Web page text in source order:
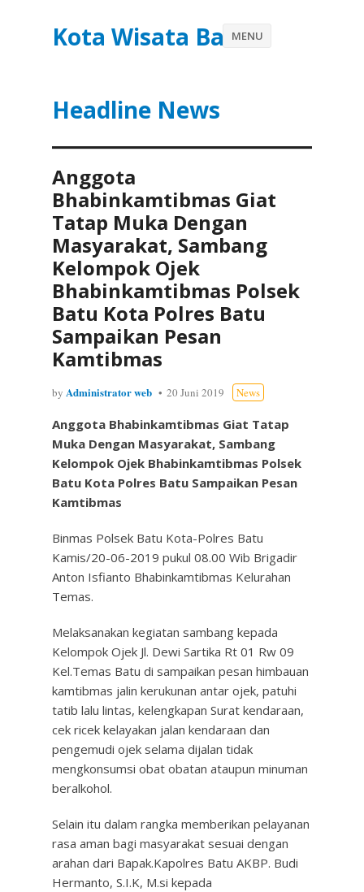
Kota Wisata Batu
Headline News
MENU
Anggota
Bhabinkamtibmas Giat
Tatap Muka Dengan
Masyarakat, Sambang
Kelompok Ojek
Bhabinkamtibmas Polsek
Batu Kota Polres Batu
Sampaikan Pesan
Kamtibmas
by Administrator web 20 Juni 2019 News
Anggota Bhabinkamtibmas Giat Tatap
Muka Dengan Masyarakat, Sambang
Kelompok Ojek Bhabinkamtibmas Polsek
Batu Kota Polres Batu Sampaikan Pesan
Kamtibmas
Binmas Polsek Batu Kota-Polres Batu
Kamis/20-06-2019 pukul 08.00 Wib Brigadir
Anton Isfianto Bhabinkamtibmas Kelurahan
Temas.
Melaksanakan kegiatan sambang kepada
Kelompok Ojek Jl. Dewi Sartika Rt 01 Rw 09
Kel.Temas Batu di sampaikan pesan himbauan
kamtibmas jalin kerukunan antar ojek, patuhi
tatib lalu lintas, kelengkapan Surat kendaraan,
cek ricek kelayakan jalan kendaraan dan
pengemudi ojek selama dijalan tidak
mengkonsumsi obat obatan ataupun minuman
beralkohol.
Selain itu dalam rangka memberikan pelayanan
rasa aman bagi masyarakat sesuai dengan
arahan dari Bapak.Kapolres Batu AKBP. Budi
Hermanto, S.I.K, M.si kepada